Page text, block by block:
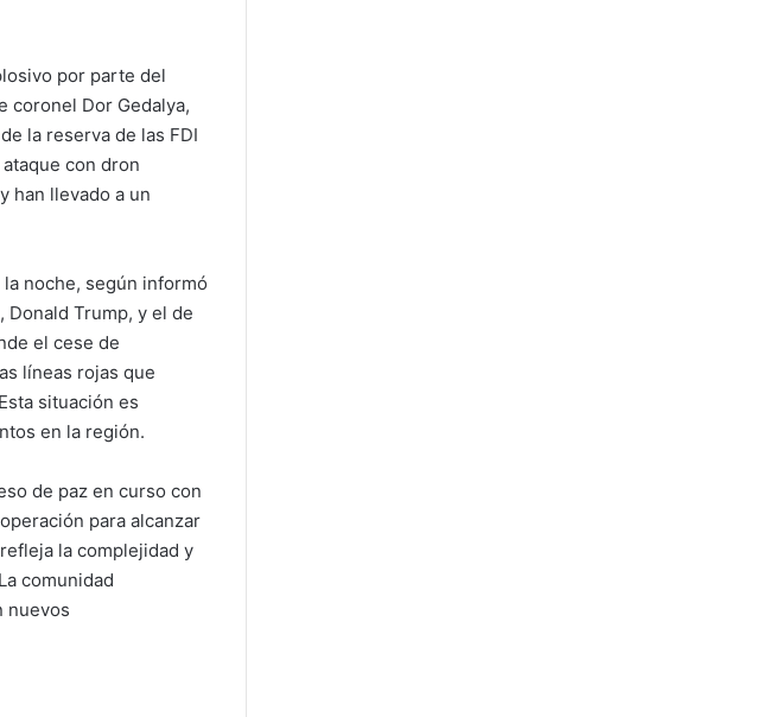
por parte del
coronel Dor Gedalya,
la reserva de las FDI
con dron
han llevado a un
noche, según informó
Trump, y el de
el cese de
líneas rojas que
situación es
en la región.
de paz en curso con
para alcanzar
la complejidad y
comunidad
nuevos